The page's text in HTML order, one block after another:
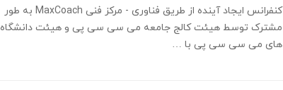
کنفرانس ایجاد آینده از طریق فناوری - مرکز فنی MaxCoach به طور
مشترک توسط هیئت کالج جامعه می سی سی پی و هیئت دانشگاه
های می سی سی پی با …